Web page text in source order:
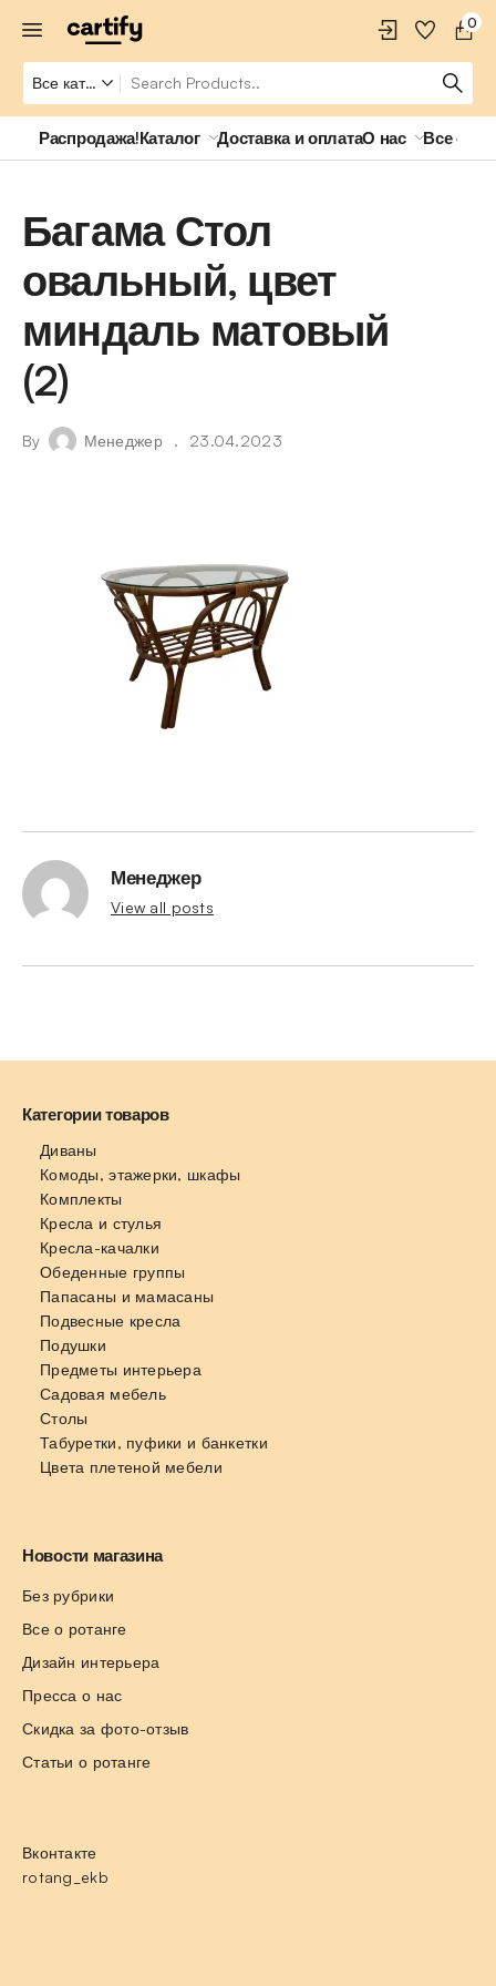
0
Распродажа!Каталог Доставка и оплатаО нас Все о
Багама Стол
овальный, цвет
миндаль матовый
(2)
By Менеджер 23.04.2023
Менеджер
View all posts
Категории товаров
Диваны
Комоды, этажерки, шкафы
Комплекты
Кресла и стулья
Кресла-качалки
Обеденные группы
Папасаны и мамасаны
Подвесные кресла
Подушки
Предметы интерьера
Садовая мебель
Столы
Табуретки, пуфики и банкетки
Цвета плетеной мебели
Новости магазина
Без рубрики
Все о ротанге
Дизайн интерьера
Пресса о нас
Скидка за фото-отзыв
Статьи о ротанге
Вконтакте
rotang_ekb